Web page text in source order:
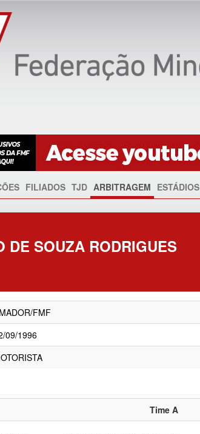
FILIADOS TJD ARBITRAGEM ESTÁDIOS
DE SOUZA RODRIGUES
FMF
09/1996
Time A